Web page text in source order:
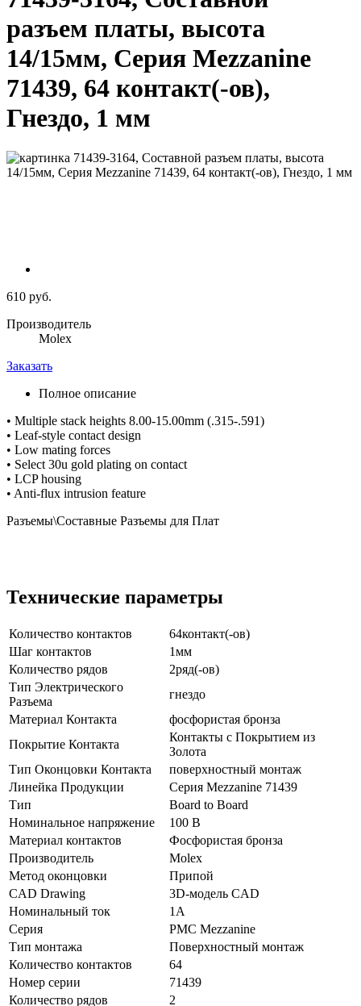
разъем платы, высота
14/15мм, Серия Mezzanine
71439, 64 контакт(-ов),
Гнездо, 1 мм
610 руб.
Производитель
Molex
Заказать
Полное описание
• Multiple stack heights 8.00-15.00mm (.315-.591)
• Leaf-style contact design
• Low mating forces
• Select 30u gold plating on contact
• LCP housing
• Anti-flux intrusion feature
Разъемы\Составные Разъемы для Плат
Технические параметры
Количество контактов
64контакт(-ов)
Шаг контактов
1мм
Количество рядов
2ряд(-ов)
Тип Электрического
Разъема
гнездо
Материал Контакта
фосфористая бронза
Покрытие Контакта
Контакты с Покрытием из
Золота
Тип Оконцовки Контакта
поверхностный монтаж
Линейка Продукции
Серия Mezzanine 71439
Тип
Board to Board
Номинальное напряжение
100 В
Материал контактов
Фосфористая бронза
Производитель
Molex
Метод оконцовки
Припой
CAD Drawing
3D-модель CAD
Номинальный ток
1A
Серия
PMC Mezzanine
Тип монтажа
Поверхностный монтаж
Количество контактов
64
Номер серии
71439
Количество рядов
2